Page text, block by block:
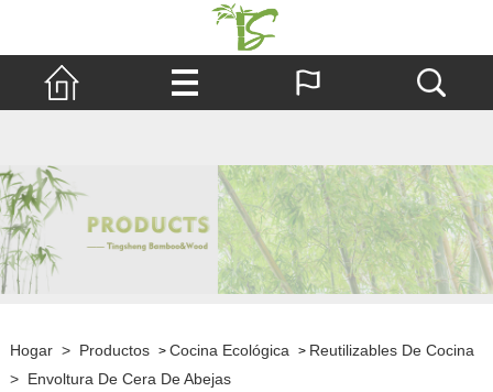
Hogar > Productos > Cocina Ecológica > Reutilizables De Cocina
> Envoltura De Cera De Abejas